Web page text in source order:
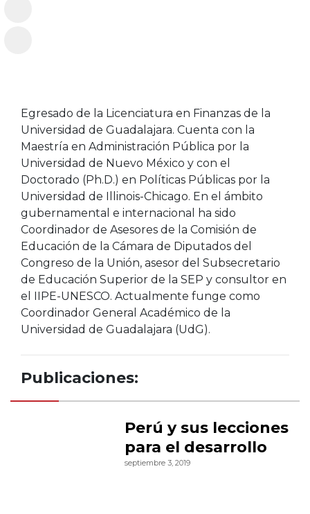
Egresado de la Licenciatura en Finanzas de la
Universidad de Guadalajara. Cuenta con la
Maestría en Administración Pública por la
Universidad de Nuevo México y con el
Doctorado (Ph.D.) en Políticas Públicas por la
Universidad de Illinois-Chicago. En el ámbito
gubernamental e internacional ha sido
Coordinador de Asesores de la Comisión de
Educación de la Cámara de Diputados del
Congreso de la Unión, asesor del Subsecretario
de Educación Superior de la SEP y consultor en
el IIPE-UNESCO. Actualmente funge como
Coordinador General Académico de la
Universidad de Guadalajara (UdG).
Publicaciones:
Perú y sus lecciones
para el desarrollo
septiembre 3, 2019